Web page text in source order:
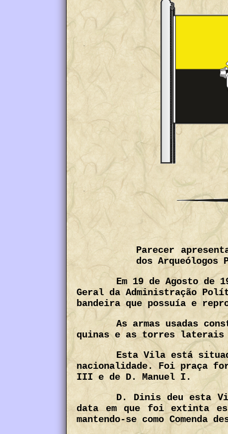
Parecer
dos Arqueólogos
Em 19 de Agosto de
Geral da Administração
bandeira que possuía e
As armas usadas
quinas e as torres laterais
Esta Vila está
nacionalidade. Foi praça
III e de D. Manuel I.
D. Dinis deu esta
data em que foi extinta
mantendo-se como